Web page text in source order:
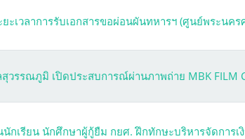
ะเวลาการรับเอกสารขอผ่อนผันทหารฯ (ศูนย์พระนค
วรรณภูมิ เปิดประสบการณ์ผ่านภาพถ่าย MBK FILM
กเรียน นักศึกษาผู้กู้ยืม กยศ. ฝึกทักษะบริหารจัดการเ